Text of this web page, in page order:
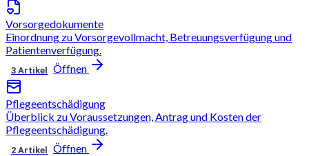
Vorsorgedokumente
Einordnung zu Vorsorgevollmacht, Betreuungsverfügung und
Patientenverfügung.
3 Artikel Öffnen
Pflegeentschädigung
Überblick zu Voraussetzungen, Antrag und Kosten der
Pflegeentschädigung.
2 Artikel Öffnen